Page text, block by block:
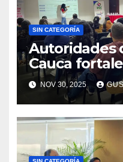
SIN CATEGORÍA
Autoridades
Cauca
materna y la
transmisión
NOV 30, 2025